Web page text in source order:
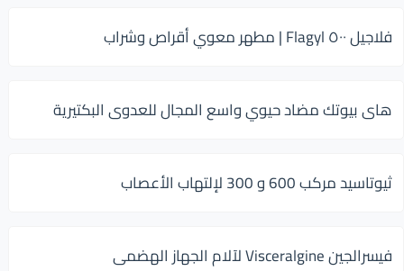
فلاجيل ٥٠٠ Flagyl | مطهر معوي أقراص وشراب
هاى بيوتك مضاد حيوي واسع المجال للعدوى البكتيرية
ثيوتاسيد مركب 600 و 300 لإلتهاب الأعصاب
فيسرالجين Visceralgine لآلام الجهاز الهضمى